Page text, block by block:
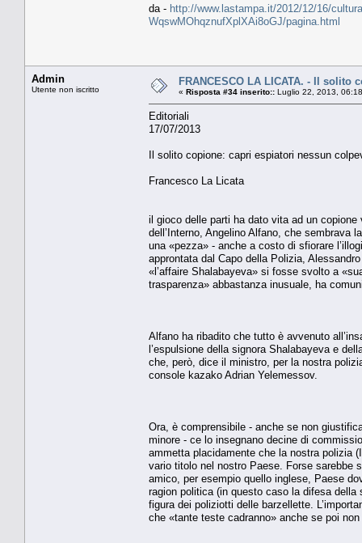
da - http://www.lastampa.it/2012/12/16/
WqswMOhqznufXplXAi8oGJ/pagina.html
Admin
Utente non iscritto
FRANCESCO LA LICATA. - Il
« Risposta #34 inserito:: Luglio 22, 2013,
Editoriali
17/07/2013
Il solito copione: capri espiatori nessun
Francesco La Licata
il gioco delle parti ha dato vita ad un
dell’Interno, Angelino Alfano, che
una «pezza» - anche a costo di sfiorare
approntata dal Capo della Polizia,
«l’affaire Shalabayeva» si fosse svolto a
trasparenza» abbastanza inusuale, ha
Alfano ha ribadito che tutto è avvenuto
l’espulsione della signora Shalabayeva e
che, però, dice il ministro, per la nostra
console kazako Adrian Yelemessov.
Ora, è comprensibile - anche se non
minore - ce lo insegnano decine di
ammetta placidamente che la nostra polizia
vario titolo nel nostro Paese. Forse sarebbe
amico, per esempio quello inglese, Paese
ragion politica (in questo caso la difesa
figura dei poliziotti delle barzellette.
che «tante teste cadranno» anche se poi